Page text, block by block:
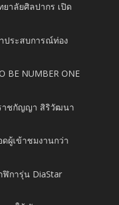
าลัยศิลปากร เปิด
ประสบการณ์ท่อง
BE NUMBER ONE
าชกัญญา สิริวัฒนา
ดผู้เข้าชมงานกว่า
การุ่น DiaStar